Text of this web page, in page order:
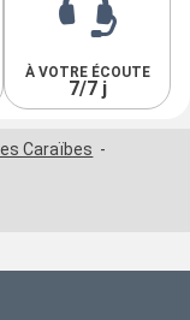
À VOTRE ÉCOUTE
7/7 j
Caraïbes